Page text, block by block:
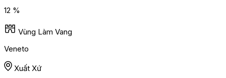
12 %
Vùng Làm Vang
Veneto
Xuất Xứ